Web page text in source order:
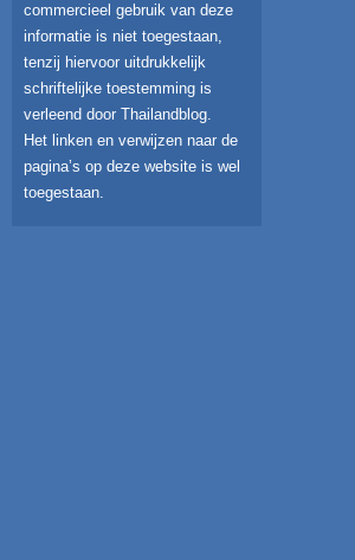
commercieel gebruik van deze
informatie is niet toegestaan,
tenzij hiervoor uitdrukkelijk
schriftelijke toestemming is
verleend door Thailandblog.
Het linken en verwijzen naar de
pagina’s op deze website is wel
toegestaan.